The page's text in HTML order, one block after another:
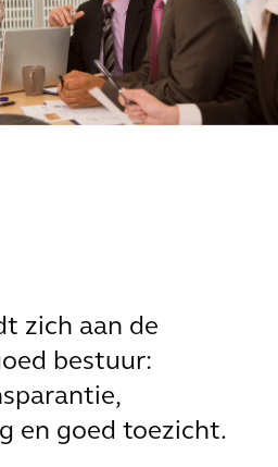
zich aan de
bestuur:
en goed toezicht.